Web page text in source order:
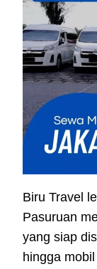
Biru Travel
Pasuruan
yang siap
hingga